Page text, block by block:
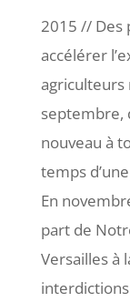
2015 // Des
accélérer
agriculteurs
septembre,
nouveau à
temps
En
part de
Versailles à
interdictions